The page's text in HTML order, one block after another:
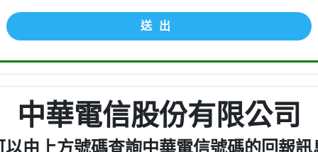
送出
中華電信股份有限公司
以由上方號碼查詢中華電信號碼的回報訊